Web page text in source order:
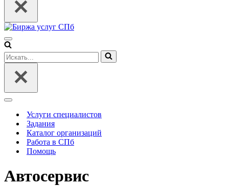
Меню
навигации
Искать...
Меню
навигацииУслуги специалистов
Задания
Каталог организаций
Работа в СПб
Помощь
Автосервис